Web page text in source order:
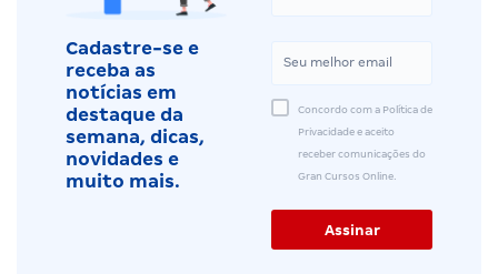
Cadastre-se e
receba as
notícias em
destaque da
semana, dicas,
novidades e
muito mais.
Concordo com a Política de
Privacidade e aceito
receber comunicações do
Gran Cursos Online.